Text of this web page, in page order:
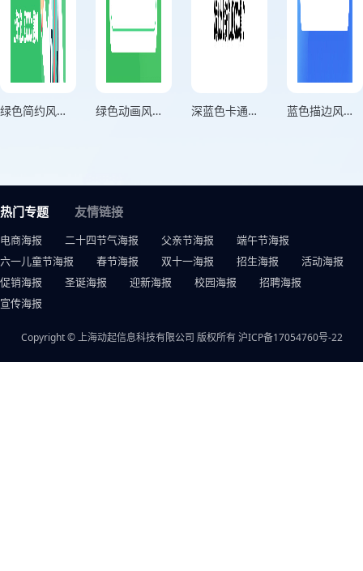
绿色简约风健康生活方式科普宣传海报 绿色动画风守护你的健康宣传海报 深蓝色卡通风格呵护口腔健康减少口腔疾病竖版全国爱牙日海报 蓝色描边风传染病防护宣传海报
热门专题 友情链接
电商海报 二十四节气海报 父亲节海报
端午节海报
六一儿童节海报
春节海报 双十一海报 招生海报
活动海报
促销海报
圣诞海报 迎新海报 校园海报
招聘海报
宣传海报
Copyright © 上海动起信息科技有限公司 版权所有沪ICP备17054760号-22